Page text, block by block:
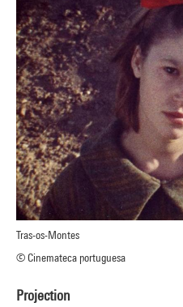
Tras-os-Montes
© Cinemateca portuguesa
Projection